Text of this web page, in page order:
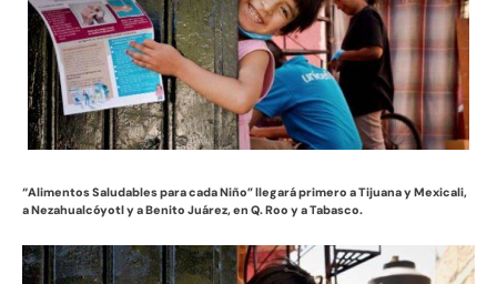
“Alimentos Saludables para cada Niño” llegará primero a Tijuana y Mexicali,
a Nezahualcóyotl y a Benito Juárez, en Q. Roo y a Tabasco.